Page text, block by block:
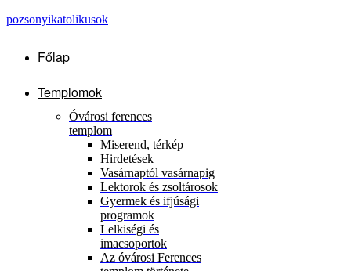
pozsonyikatolikusok
Főlap
Templomok
Óvárosi ferences
templom
Miserend, térkép
Hirdetések
Vasárnaptól vasárnapig
Lektorok és zsoltárosok
Gyermek és ifjúsági
programok
Lelkiségi és
imacsoportok
Az óvárosi Ferences